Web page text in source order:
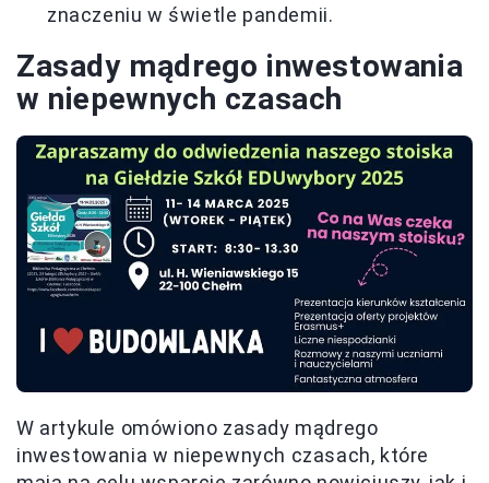
znaczeniu w świetle pandemii.
Zasady mądrego inwestowania
w niepewnych czasach
W artykule omówiono zasady mądrego
inwestowania w niepewnych czasach, które